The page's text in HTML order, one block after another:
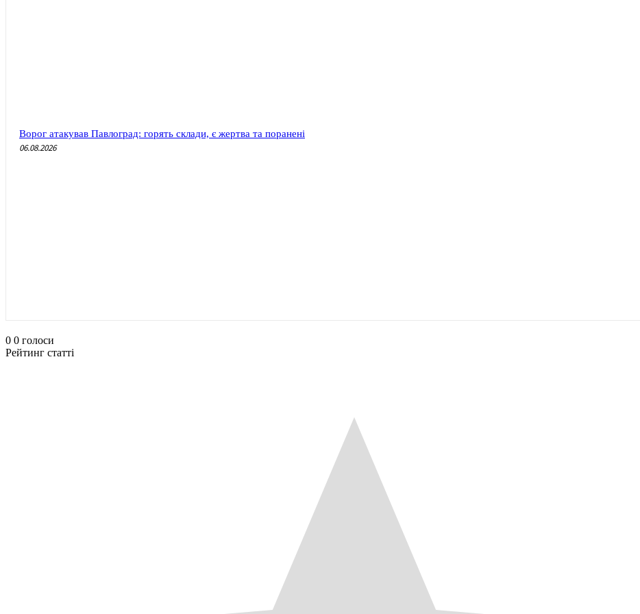
Ворог атакував Павлоград: горять склади, є жертва та поранені
06.08.2026
0 0 голоси
Рейтинг статті